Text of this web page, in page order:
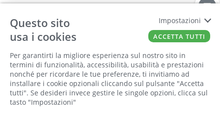
Il punto vendita, gli uffici e il magazzino
saranno chiusi per ferie dall'8 al 25 Agosto
2026 compresi.
Questo sito
usa i cookies
Per garantirti la migliore esperienza sul nostro sito in
termini di funzionalità, accessibilità, usabilità e prestazioni
nonché per ricordare le tue preferenze, ti invitiamo ad
installare i cookie opzionali cliccando sul pulsante "Accetta
tutti". Se desideri invece gestire le singole opzioni, clicca sul
tasto "Impostazioni"
Impostazioni
ACCETTA TUTTI